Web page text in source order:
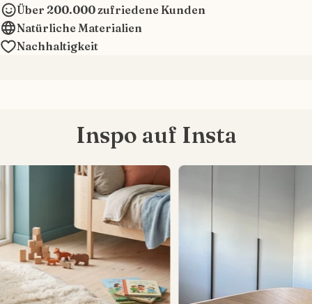
Über 200.000 zufriedene Kunden
Natürliche Materialien
Nachhaltigkeit
Inspo auf Insta